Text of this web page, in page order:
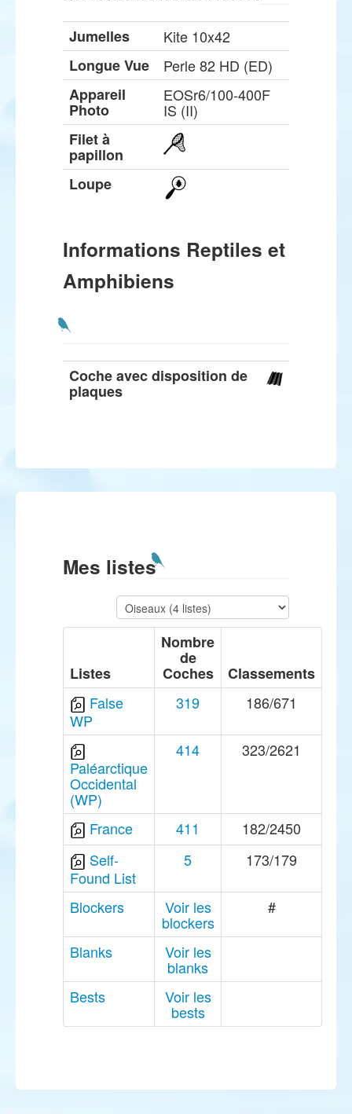
Jumelles
Kite 10x42
Longue Vue
Perle 82 HD (ED)
Appareil
Photo
EOSr6/100-400F
IS (II)
Filet à
papillon
Loupe
Informations Reptiles et
Amphibiens
Coche avec disposition de
plaques
Mes listes
Listes
Nombre
de
Coches
Classements
False
WP
319 186/671
Paléarctique
Occidental
(WP)
414 323/2621
France 411
182/2450
Self-
Found List
5 173/179
Blockers Voir les
blockers
#
Blanks Voir les
blanks
Bests
Voir les
bests